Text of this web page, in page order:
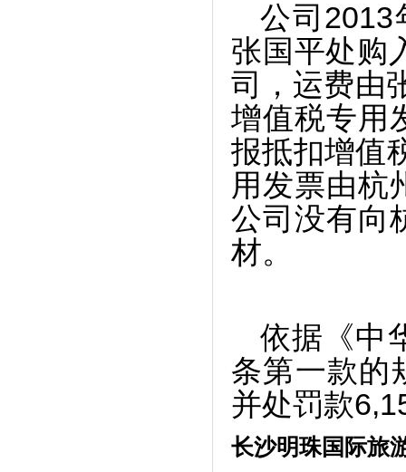
公司2013
张国平处购
司，运费由
增值税专用
报抵扣增值
用发票由杭
公司没有向
材。
依据《中
条第一款的
并处罚款
长沙明珠国际旅